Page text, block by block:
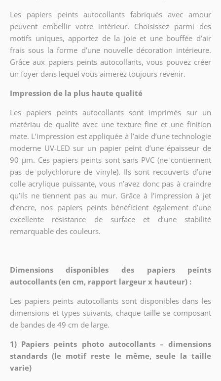
Les papiers peints autocollants fabriqués avec amour
peuvent embellir votre intérieur. Choisissez parmi des
motifs uniques, apportez de la joie et une bouffée d’air
frais sous la forme d’une nouvelle décoration intérieure.
Grâce aux papiers peints autocollants, vous pouvez créer
un foyer dans lequel vous aimerez toujours revenir.
Impression de la plus haute qualité
Les papiers peints autocollants sont imprimés sur un
matériau de qualité avec une texture fine et une finition
mate. L’impression est appliquée à l’aide d’une technologie
moderne UV-LED sur un papier peint d’une épaisseur de
90 µm. Ces papiers peints sont sans PVC (ne contiennent
pas de polychlorure de vinyle). Ils sont recouverts d’une
colle acrylique puissante, vous n’avez donc pas à craindre
qu’ils ne tiennent pas au mur. Grâce à l'impression à jet
d’encre, nos papiers peints bénéficient également d’une
excellente résistance de surface et d’une stabilité
remarquable des couleurs.
Dimensions disponibles des papiers peints
autocollants (en cm, rapport largeur x hauteur) :
Les papiers peints autocollants sont disponibles dans les
dimensions et types suivants, chaque taille se composant
de bandes de 49 cm de large.
1) Papiers peints photo autocollants – dimensions
standards (le motif reste le même, seule la taille
varie)